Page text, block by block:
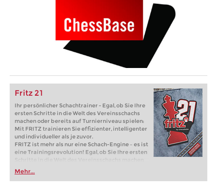
Fritz 21
Ihr persönlicher Schachtrainer - Egal, ob Sie Ihre
ersten Schritte in die Welt des Vereinsschachs
machen oder bereits auf Turnierniveau spielen:
Mit FRITZ trainieren Sie effizienter, intelligenter
und individueller als je zuvor.
FRITZ ist mehr als nur eine Schach-Engine – es ist
eine Trainingsrevolution! Egal, ob Sie Ihre ersten
Schritte in die Welt des Vereinsschachs machen
oder bereits auf Turnierniveau spielen: Mit
FRITZ trainieren Sie effizienter, intelligenter und
individueller als je zuvor.
Mehr...